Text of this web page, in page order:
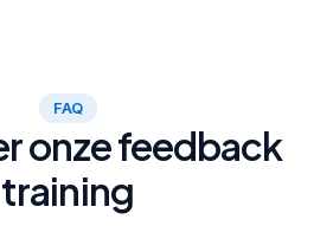
FAQ
onze feedback
training